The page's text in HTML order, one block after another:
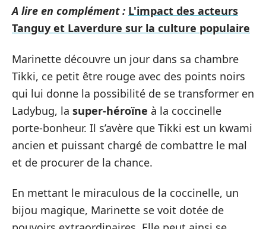
A lire en complément : L'impact des acteurs
Tanguy et Laverdure sur la culture populaire
Marinette découvre un jour dans sa chambre
Tikki, ce petit être rouge avec des points noirs
qui lui donne la possibilité de se transformer en
Ladybug, la super-héroïne à la coccinelle
porte-bonheur. Il s’avère que Tikki est un kwami
ancien et puissant chargé de combattre le mal
et de procurer de la chance.
En mettant le miraculous de la coccinelle, un
bijou magique, Marinette se voit dotée de